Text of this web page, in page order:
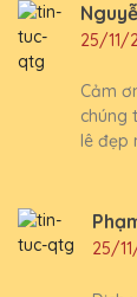
25/11/
Cảm
chúng
lê đẹp
25/